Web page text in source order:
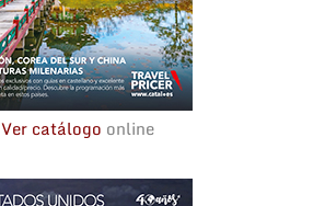
Ver catálogo online